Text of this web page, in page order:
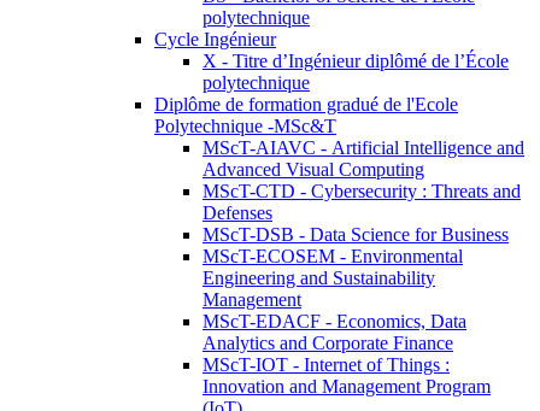
polytechnique
Cycle Ingénieur
X - Titre d’Ingénieur diplômé de l’École
polytechnique
Diplôme de formation gradué de l'Ecole
Polytechnique -MSc&T
MScT-AIAVC - Artificial Intelligence and
Advanced Visual Computing
MScT-CTD - Cybersecurity : Threats and
Defenses
MScT-DSB - Data Science for Business
MScT-ECOSEM - Environmental
Engineering and Sustainability
Management
MScT-EDACF - Economics, Data
Analytics and Corporate Finance
MScT-IOT - Internet of Things :
Innovation and Management Program